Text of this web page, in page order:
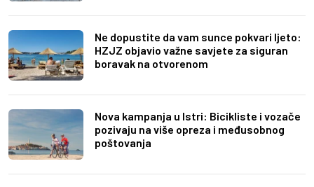
Ne dopustite da vam sunce pokvari ljeto:
HZJZ objavio važne savjete za siguran
boravak na otvorenom
Nova kampanja u Istri: Bicikliste i vozače
pozivaju na više opreza i međusobnog
poštovanja